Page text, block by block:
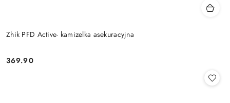
Zhik PFD Active- kamizelka asekuracyjna
Cena:
369.90